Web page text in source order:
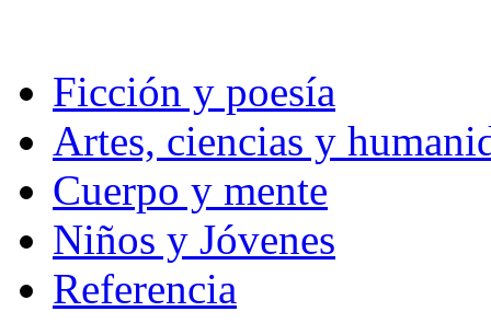
Ficción y poesía
Artes, ciencias y
Cuerpo y mente
Niños y Jóvenes
Referencia